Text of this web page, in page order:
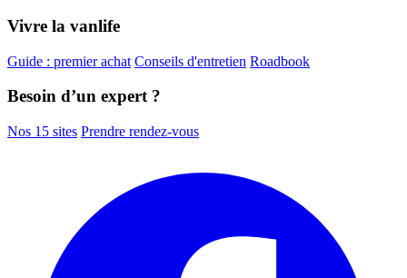
Vivre la vanlife
Guide : premier achat Conseils d'entretien Roadbook
Besoin d’un expert ?
Nos 15 sites Prendre rendez-vous